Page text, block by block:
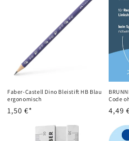
Faber-Castell Dino Bleistift HB Blau
ergonomisch
Normaler
1,50 €*
Code
4,49